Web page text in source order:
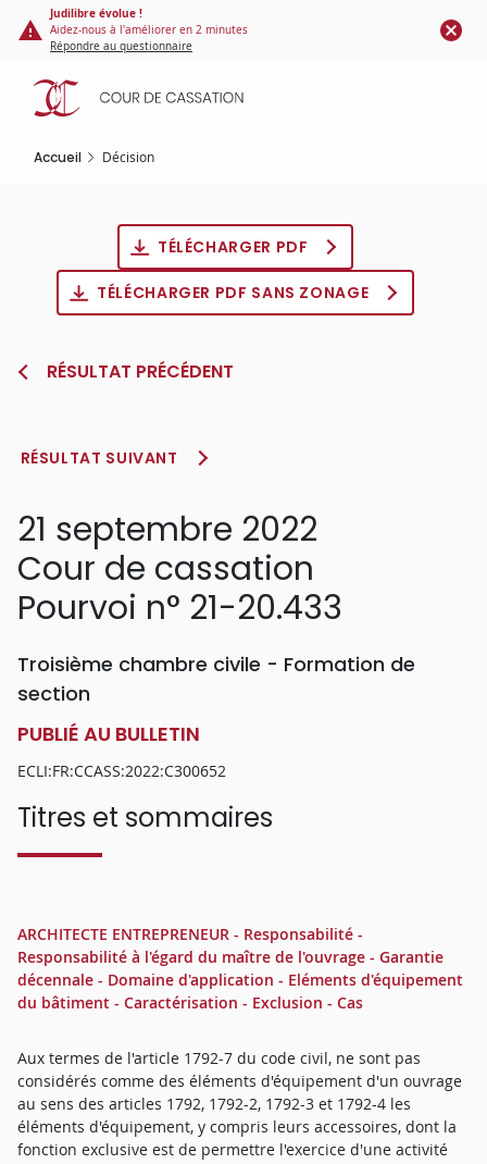
Panneau de gestion des cookies
contenu
principal
Judilibre évolue !
Aidez-nous à l'améliorer en 2 minutes
Répondre au questionnaire
Accueil Décision
TÉLÉCHARGER PDF
TÉLÉCHARGER PDF SANS ZONAGE
RÉSULTAT PRÉCÉDENT
RÉSULTAT SUIVANT
21 septembre 2022
Cour de cassation
Pourvoi n° 21-20.433
Troisième chambre civile - Formation de
section
PUBLIÉ AU BULLETIN
ECLI:FR:CCASS:2022:C300652
Titres et sommaires
ARCHITECTE ENTREPRENEUR - Responsabilité -
Responsabilité à l'égard du maître de l'ouvrage - Garantie
décennale - Domaine d'application - Eléments d'équipement
du bâtiment - Caractérisation - Exclusion - Cas
Aux termes de l'article 1792-7 du code civil, ne sont pas
considérés comme des éléments d'équipement d'un ouvrage
au sens des articles 1792, 1792-2, 1792-3 et 1792-4 les
éléments d'équipement, y compris leurs accessoires, dont la
fonction exclusive est de permettre l'exercice d'une activité